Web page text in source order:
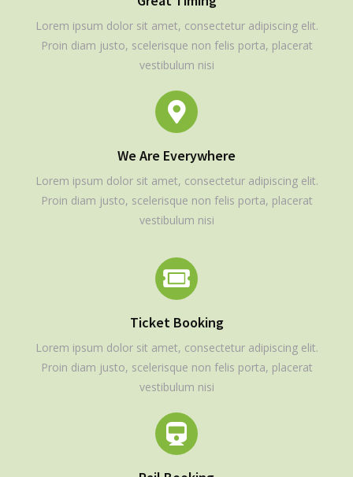
Lorem ipsum dolor sit amet, consectetur adipiscing elit.
Proin diam justo, scelerisque non felis porta, placerat
vestibulum nisi
We Are Everywhere
Lorem ipsum dolor sit amet, consectetur adipiscing elit.
Proin diam justo, scelerisque non felis porta, placerat
vestibulum nisi
Ticket Booking
Lorem ipsum dolor sit amet, consectetur adipiscing elit.
Proin diam justo, scelerisque non felis porta, placerat
vestibulum nisi